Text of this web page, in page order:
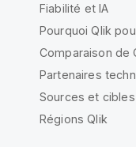
Fiabilité et IA
Pourquoi Qlik
Comparaison de
Partenaires
Sources et
Régions Qlik